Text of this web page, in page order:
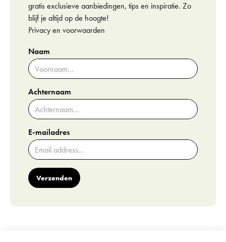
gratis exclusieve aanbiedingen, tips en inspiratie. Zo
blijf je altijd op de hoogte!
Privacy en voorwaarden
Naam
Achternaam
E-mailadres
Verzenden